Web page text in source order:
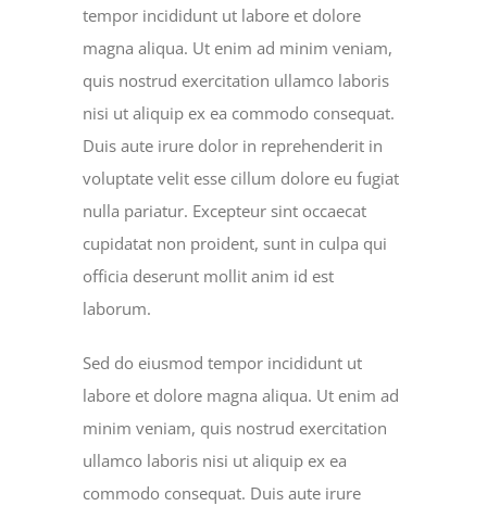
tempor incididunt ut labore et dolore
magna aliqua. Ut enim ad minim veniam,
quis nostrud exercitation ullamco laboris
nisi ut aliquip ex ea commodo consequat.
Duis aute irure dolor in reprehenderit in
voluptate velit esse cillum dolore eu fugiat
nulla pariatur. Excepteur sint occaecat
cupidatat non proident, sunt in culpa qui
officia deserunt mollit anim id est
laborum.
Sed do eiusmod tempor incididunt ut
labore et dolore magna aliqua. Ut enim ad
minim veniam, quis nostrud exercitation
ullamco laboris nisi ut aliquip ex ea
commodo consequat. Duis aute irure